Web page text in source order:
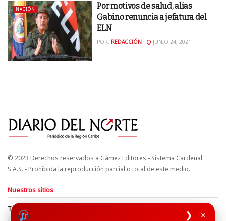
❯ ×
NACIÓN
Por motivos de salud, alias
Gabino renuncia a jefatura del
ELN
POR: REDACCIÓN JUNIO 24, 2021
© 2023 Derechos reservados a Gámez Editores - Sistema Cardenal
S.A.S. - Prohibida la reproducción parcial o total de este medio.
Nuestros sitios
Términos y Condiciones
Derechos de Autor y Propiedad Intelectual